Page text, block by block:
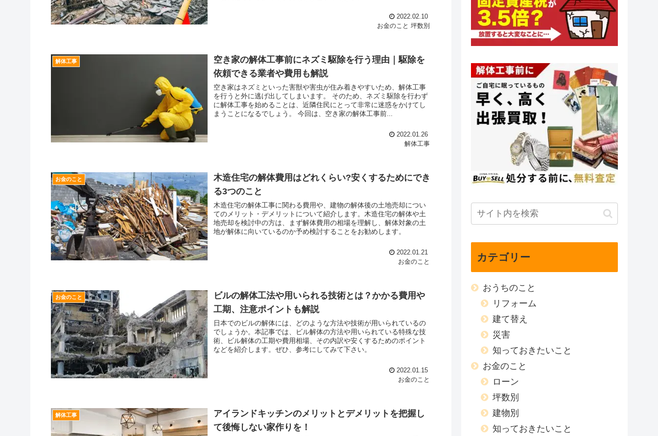
2022.02.10
お金のこと 坪数別
解体工事
空き家の解体工事前にネズミ駆除を行う理由｜駆除を
依頼できる業者や費用も解説
空き家はネズミといった害獣や害虫が住み着きやすいため、解体工事
を行うと外に逃げ出してしまいます。 そのため、ネズミ駆除を行わず
に解体工事を始めることは、近隣住民にとって非常に迷惑をかけてし
まうことになるでしょう。 今回は、空き家の解体工事前...
2022.01.26
解体工事
お金のこと
木造住宅の解体費用はどれくらい?安くするためにでき
る3つのこと
木造住宅の解体工事に関わる費用や、建物の解体後の土地売却につい
てのメリット・デメリットについて紹介します。木造住宅の解体や土
地売却を検討中の方は、まず解体費用の相場を理解し、解体対象の土
地が解体に向いているのか予め検討することをお勧めします。
2022.01.21
お金のこと
お金のこと
ビルの解体工法や用いられる技術とは？かかる費用や
工期、注意ポイントも解説
日本でのビルの解体には、どのような方法や技術が用いられているの
でしょうか。本記事では、ビル解体の方法や用いられている特殊な技
術、ビル解体の工期や費用相場、その内訳や安くするためのポイント
などを紹介します。ぜひ、参考にしてみて下さい。
2022.01.15
お金のこと
解体工事
アイランドキッチンのメリットとデメリットを把握し
て後悔しない家作りを！
カテゴリー
おうちのこと
リフォーム
建て替え
災害
知っておきたいこと
お金のこと
ローン
坪数別
建物別
知っておきたいこと